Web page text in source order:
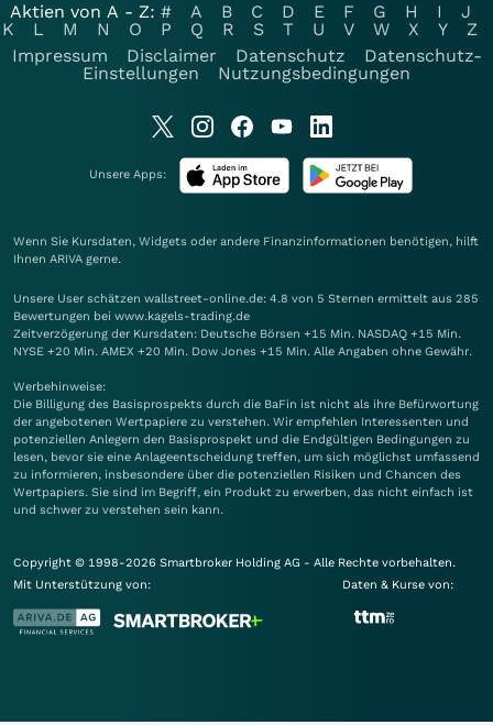
Aktien von A - Z: # A B C D E F G H I
J
K
L M N O P Q R S T U V W X Y
Z
Impressum
Disclaimer Datenschutz
Datenschutz-
Einstellungen
Nutzungsbedingungen
Unsere Apps:
Wenn Sie Kursdaten, Widgets oder andere Finanzinformationen benötigen, hilft
Ihnen ARIVA gerne.
Unsere User schätzen wallstreet-online.de: 4.8 von 5 Sternen ermittelt aus 285
Bewertungen bei www.kagels-trading.de
Zeitverzögerung der Kursdaten: Deutsche Börsen +15 Min. NASDAQ +15 Min.
NYSE +20 Min. AMEX +20 Min. Dow Jones +15 Min. Alle Angaben ohne Gewähr.
Werbehinweise:
Die Billigung des Basisprospekts durch die BaFin ist nicht als ihre Befürwortung
der angebotenen Wertpapiere zu verstehen. Wir empfehlen Interessenten und
potenziellen Anlegern den Basisprospekt und die Endgültigen Bedingungen zu
lesen, bevor sie eine Anlageentscheidung treffen, um sich möglichst umfassend
zu informieren, insbesondere über die potenziellen Risiken und Chancen des
Wertpapiers. Sie sind im Begriff, ein Produkt zu erwerben, das nicht einfach ist
und schwer zu verstehen sein kann.
Copyright © 1998-2026 Smartbroker Holding AG - Alle Rechte vorbehalten.
Mit Unterstützung von:
Daten & Kurse von: